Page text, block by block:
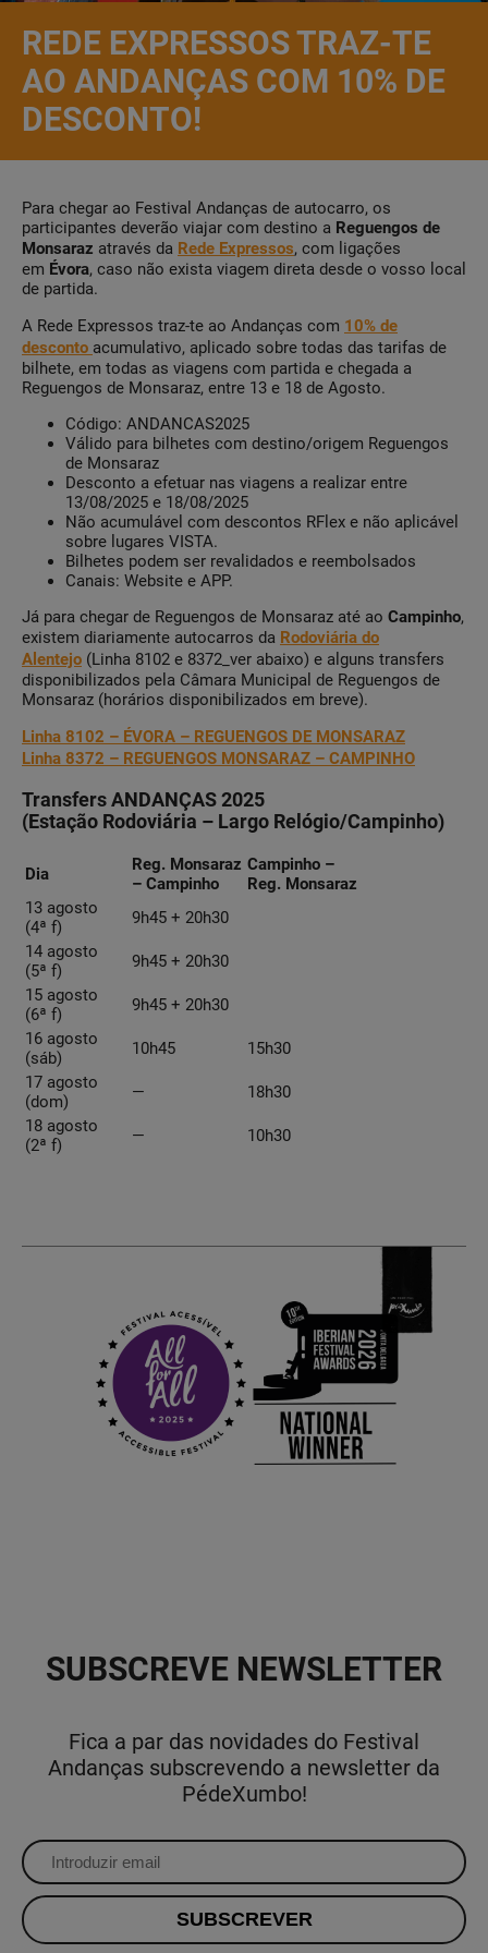
REDE EXPRESSOS TRAZ-TE
AO ANDANÇAS COM 10% DE
DESCONTO!
Para chegar ao Festival Andanças de autocarro, os
participantes deverão viajar com destino a Reguengos de
Monsaraz através da Rede Expressos, com ligações
em Évora, caso não exista viagem direta desde o vosso local
de partida.
A Rede Expressos traz-te ao Andanças com 10% de
desconto acumulativo, aplicado sobre todas das tarifas de
bilhete, em todas as viagens com partida e chegada a
Reguengos de Monsaraz, entre 13 e 18 de Agosto.
Código: ANDANCAS2025
Válido para bilhetes com destino/origem Reguengos
de Monsaraz
Desconto a efetuar nas viagens a realizar entre
13/08/2025 e 18/08/2025
Não acumulável com descontos RFlex e não aplicável
sobre lugares VISTA.
Bilhetes podem ser revalidados e reembolsados
Canais: Website e APP.
Já para chegar de Reguengos de Monsaraz até ao Campinho,
existem diariamente autocarros da Rodoviária do
Alentejo (Linha 8102 e 8372_ver abaixo) e alguns transfers
disponibilizados pela Câmara Municipal de Reguengos de
Monsaraz (horários disponibilizados em breve).
Linha 8102 – ÉVORA – REGUENGOS DE MONSARAZ
Linha 8372 – REGUENGOS MONSARAZ – CAMPINHO
Transfers ANDANÇAS 2025
(Estação Rodoviária – Largo Relógio/Campinho)
Dia
Reg. Monsaraz
– Campinho
Campinho –
Reg. Monsaraz
13 agosto
(4ª f)
9h45 + 20h30
14 agosto
(5ª f)
9h45 + 20h30
15 agosto
(6ª f)
9h45 + 20h30
16 agosto
(sáb)
10h45
15h30
17 agosto
(dom)
—
18h30
18 agosto
(2ª f)
— 10h30
SUBSCREVE NEWSLETTER
Fica a par das novidades do Festival
Andanças subscrevendo a newsletter da
PédeXumbo!